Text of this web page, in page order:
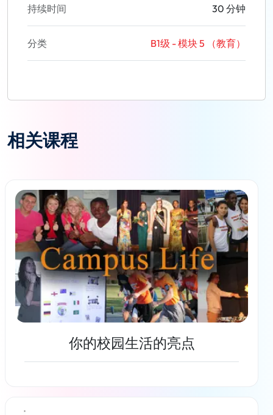
持续时间 30 分钟
分类 B1级 - 模块 5 （教育）
相关课程
你的校园生活的亮点